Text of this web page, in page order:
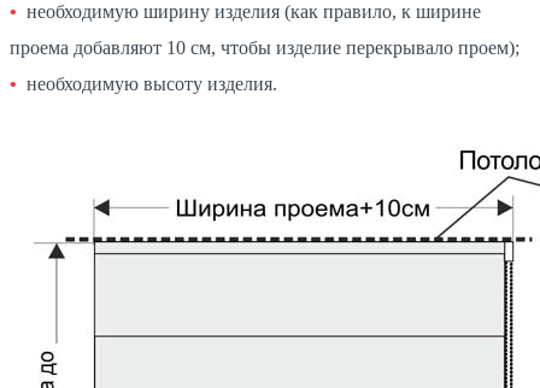
необходимую ширину изделия (как правило, к ширине
проема добавляют 10 см, чтобы изделие перекрывало проем);
необходимую высоту изделия.